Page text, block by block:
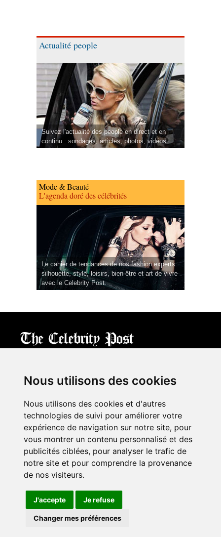
Nous utilisons des cookies
Nous utilisons des cookies et d'autres
technologies de suivi pour améliorer votre
expérience de navigation sur notre site, pour
vous montrer un contenu personnalisé et des
publicités ciblées, pour analyser le trafic de
notre site et pour comprendre la provenance
de nos visiteurs.
J'accepte Je refuse
Changer mes préférences
Actualité people
Suivez l'actualité des people en direct et en
continu : sondages, articles, photos, vidéos.
Mode & Beauté
L'agenda doré des célébrités
Le cahier de tendances de nos fashion experts:
silhouette, style, loisirs, bien-être et art de vivre
avec le Celebrity Post.
Terms of Use| Privacy|Cookies Policy (Mes préférences)
À propos
Mentions légales
Contact Us
Follow us on
Watch us on